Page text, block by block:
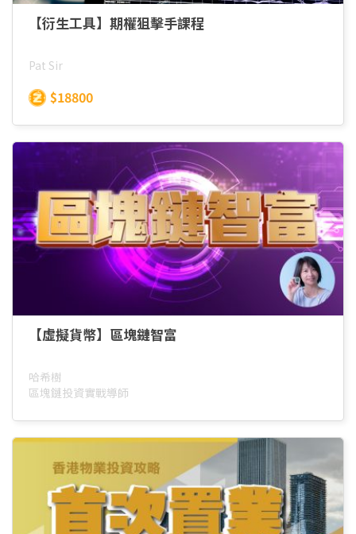
【衍生工具】期權狙擊手課程
Pat Sir
$18800
【虛擬貨幣】區塊鏈智富
哈希樹
區塊鏈投資實戰導師